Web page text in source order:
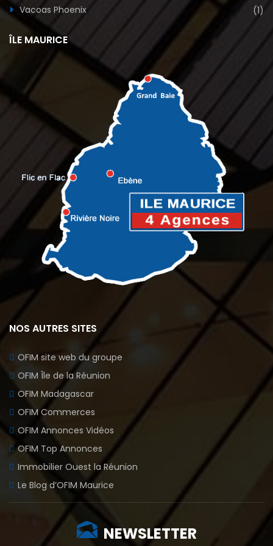
Vacoas Phoenix
(1)
ÎLE MAURICE
NOS AUTRES SITES
OFIM site web du groupe
OFIM Île de la Réunion
OFIM Madagascar
OFIM Commerces
OFIM Annonces Vidéos
OFIM Top Annonces
Immobilier Ouest la Réunion
Le Blog d’OFIM Maurice
NEWSLETTER